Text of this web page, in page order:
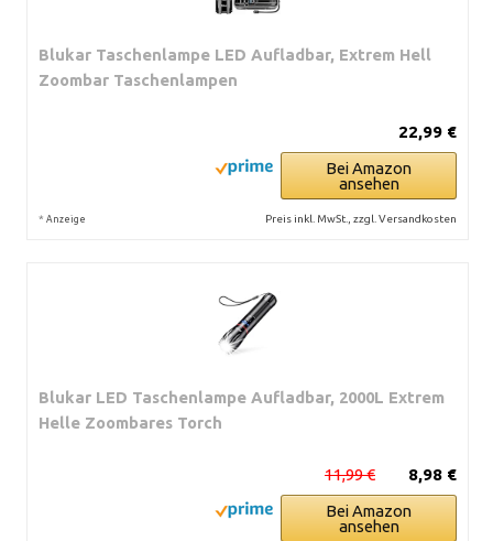
Blukar Taschenlampe LED Aufladbar, Extrem Hell
Zoombar Taschenlampen
22,99 €
Bei Amazon
ansehen
* Anzeige Preis inkl. MwSt., zzgl. Versandkosten
Blukar LED Taschenlampe Aufladbar, 2000L Extrem
Helle Zoombares Torch
8,98 €
11,99 €
Bei Amazon
ansehen